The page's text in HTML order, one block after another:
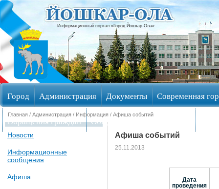
Информационный портал «Город Йошкар-Ола»
Город Администрация Документы Современная
Обращения граждан Общественные обсуждения
Главная / Администрация / Информация / Афиша событий
Новости
Информационные
сообщения
Афиша
Афиша событий
25.11.2013
Дата
проведения